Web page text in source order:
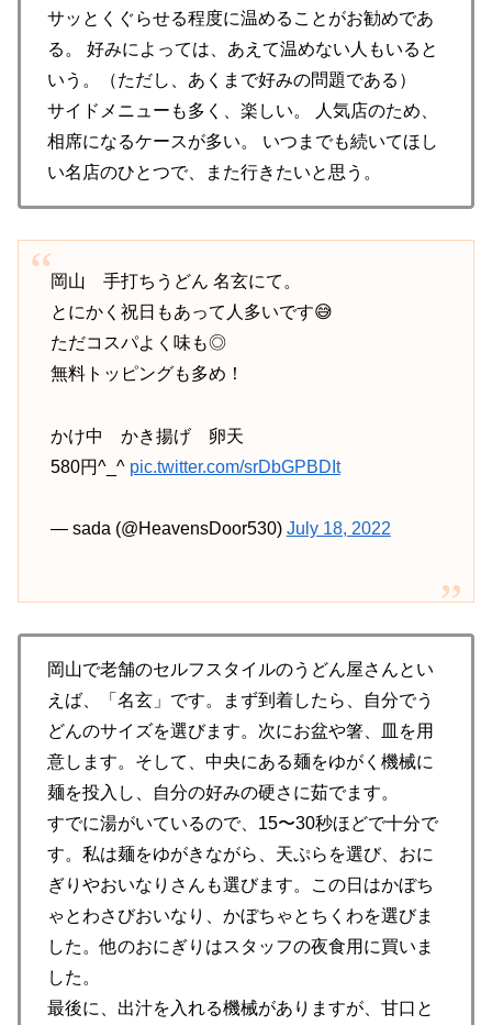
サッとくぐらせる程度に温めることがお勧めであ
る。 好みによっては、あえて温めない人もいると
いう。（ただし、あくまで好みの問題である）
サイドメニューも多く、楽しい。 人気店のため、
相席になるケースが多い。 いつまでも続いてほし
い名店のひとつで、また行きたいと思う。
岡山 手打ちうどん 名玄にて。
とにかく祝日もあって人多いです😅
ただコスパよく味も◎
無料トッピングも多め！
かけ中 かき揚げ 卵天
580円^_^ pic.twitter.com/srDbGPBDIt
— sada (@HeavensDoor530) July 18, 2022
岡山で老舗のセルフスタイルのうどん屋さんとい
えば、「名玄」です。まず到着したら、自分でう
どんのサイズを選びます。次にお盆や箸、皿を用
意します。そして、中央にある麺をゆがく機械に
麺を投入し、自分の好みの硬さに茹でます。
すでに湯がいているので、15〜30秒ほどで十分で
す。私は麺をゆがきながら、天ぷらを選び、おに
ぎりやおいなりさんも選びます。この日はかぼち
ゃとわさびおいなり、かぼちゃとちくわを選びま
した。他のおにぎりはスタッフの夜食用に買いま
した。
最後に、出汁を入れる機械がありますが、甘口と